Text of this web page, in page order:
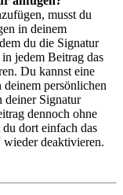
musst du
in deinem
du die Signatur
jedem Beitrag das
Du kannst eine
persönlichen
deiner Signatur
dennoch ohne
du dort einfach das
wieder deaktivieren.